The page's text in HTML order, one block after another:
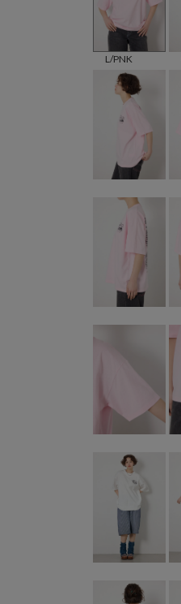
L/PNK